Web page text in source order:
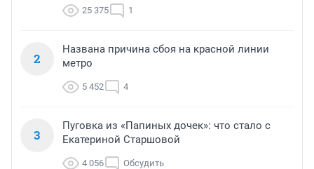
25 375 1
2
Названа причина сбоя на красной линии
метро
5 452 4
3
Пуговка из «Папиных дочек»: что стало с
Екатериной Старшовой
4 056 Обсудить